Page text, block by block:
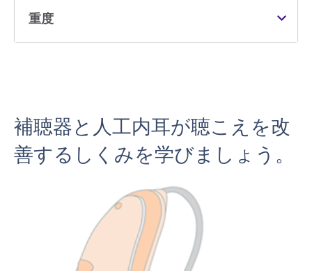
重度
補聴器と人工内耳が聴こえを改
善するしくみを学びましょう。